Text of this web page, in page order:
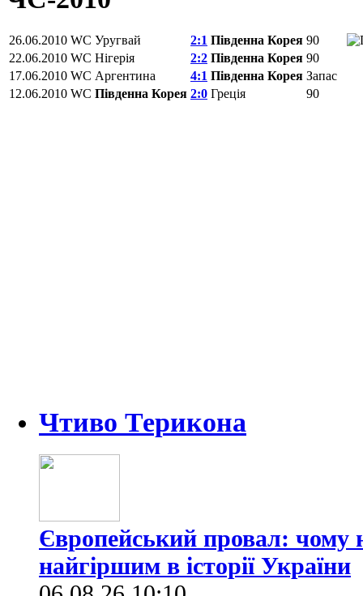
26.06.2010 WC Уругвай 2:1 Південна Корея 90
22.06.2010 WC Нігерія 2:2 Південна Корея 90
17.06.2010 WC Аргентина 4:1 Південна Корея Запас
12.06.2010 WC Південна Корея 2:0 Греція 90
Чтиво Терикона
Європейський провал: чому
найгіршим в історії України